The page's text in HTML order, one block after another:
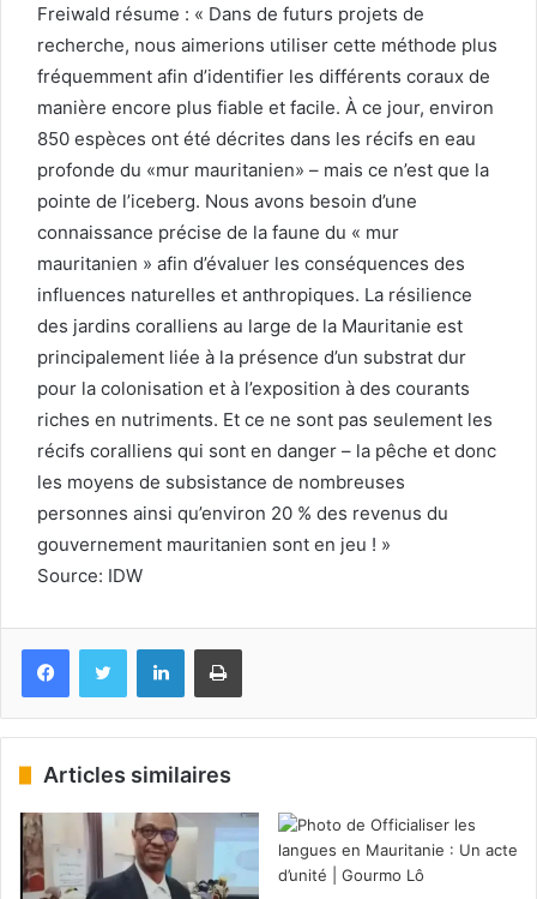
Freiwald résume : « Dans de futurs projets de
recherche, nous aimerions utiliser cette méthode plus
fréquemment afin d’identifier les différents coraux de
manière encore plus fiable et facile. À ce jour, environ
850 espèces ont été décrites dans les récifs en eau
profonde du «mur mauritanien» – mais ce n’est que la
pointe de l’iceberg. Nous avons besoin d’une
connaissance précise de la faune du « mur
mauritanien » afin d’évaluer les conséquences des
influences naturelles et anthropiques. La résilience
des jardins coralliens au large de la Mauritanie est
principalement liée à la présence d’un substrat dur
pour la colonisation et à l’exposition à des courants
riches en nutriments. Et ce ne sont pas seulement les
récifs coralliens qui sont en danger – la pêche et donc
les moyens de subsistance de nombreuses
personnes ainsi qu’environ 20 % des revenus du
gouvernement mauritanien sont en jeu ! »
Source: IDW
FacebookTwitter LinkedinImprimer
Articles similaires